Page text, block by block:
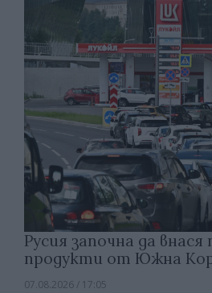
Русия започна да
продукти от Южна
07.08.2026 / 17:05